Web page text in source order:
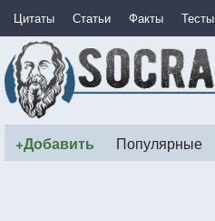
Цитаты Статьи Факты Тесты
+Добавить Популярные